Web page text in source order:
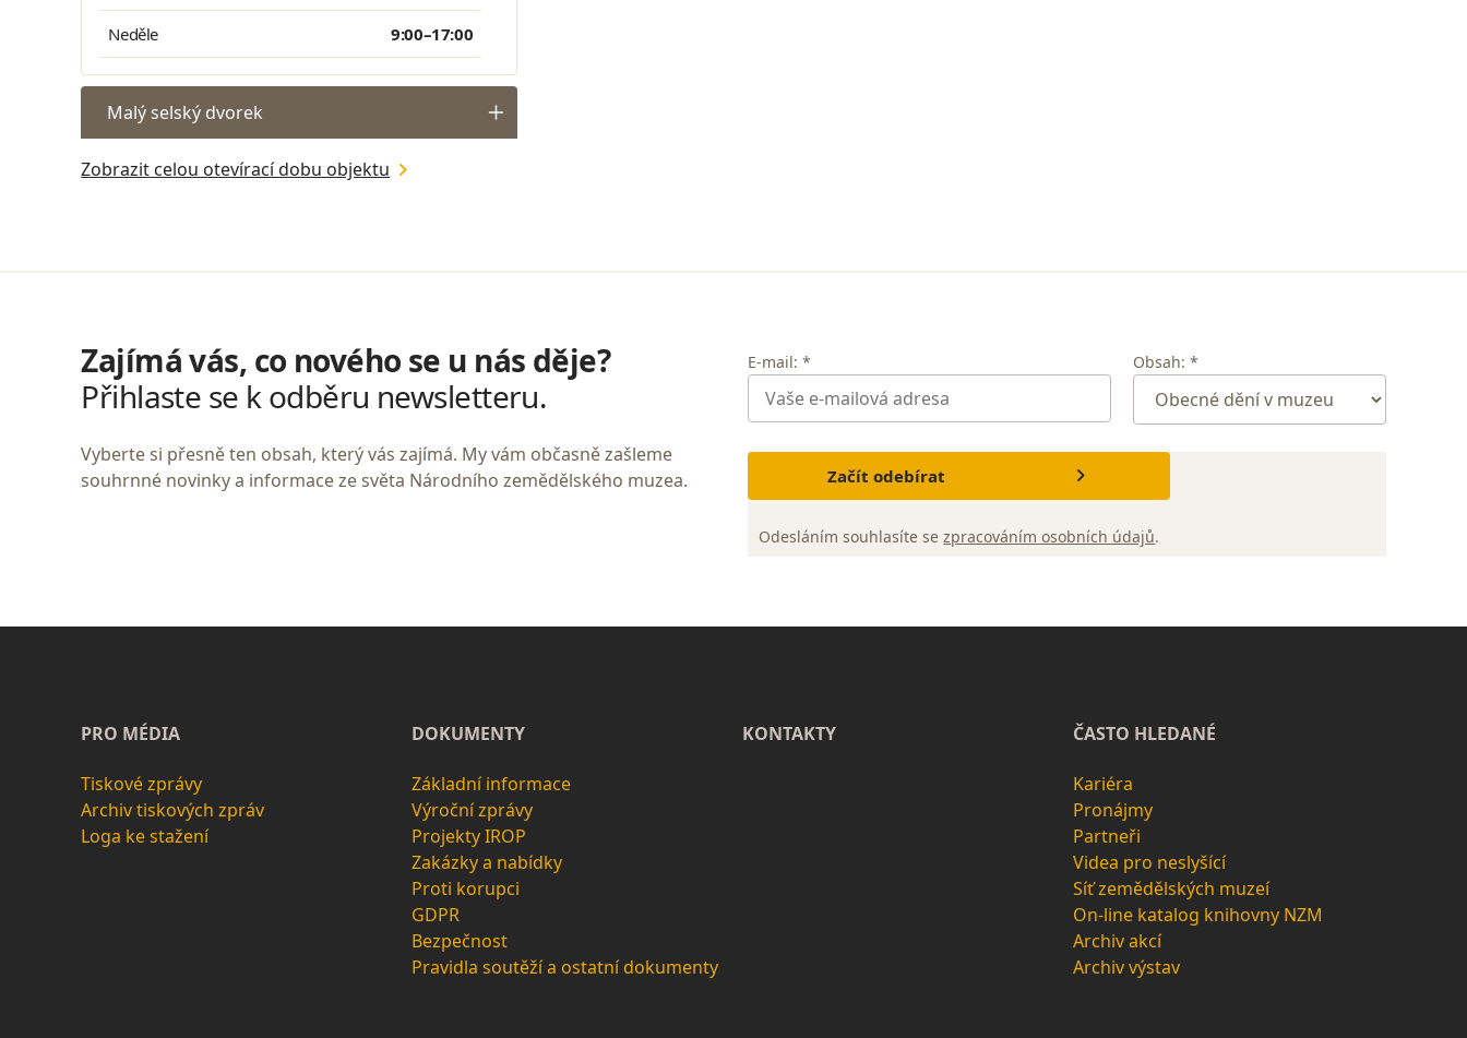
Neděle 9:00–17:00
Malý selský dvorek
Zobrazit celou otevírací dobu objektu
Zajímá vás, co nového se u nás děje?
Přihlaste se k odběru newsletteru.
Vyberte si přesně ten obsah, který vás zajímá. My vám občasně zašleme
souhrnné novinky a informace ze světa Národního zemědělského muzea.
E-mail: * Obsah: *
Začít odebírat
Odesláním souhlasíte sezpracováním osobních údajů.
PRO MÉDIA
Tiskové zprávy
Archiv tiskových zpráv
Loga ke stažení
DOKUMENTY
Základní informace
Výroční zprávy
Projekty IROP
Zakázky a nabídky
Proti korupci
GDPR
Bezpečnost
Pravidla soutěží a ostatní dokumenty
KONTAKTY ČASTO HLEDANÉ
Kariéra
Pronájmy
Partneři
Videa pro neslyšící
Síť zemědělských muzeí
On-line katalog knihovny NZM
Archiv akcí
Archiv výstav